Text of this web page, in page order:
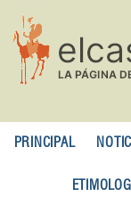
contenido
principal
PRINCIPAL